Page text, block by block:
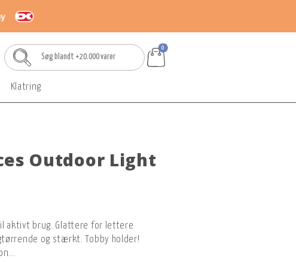
0
Klatring
Outdoor Light
aktivt brug. Glattere for lettere
og stærkt. Tobby holder!